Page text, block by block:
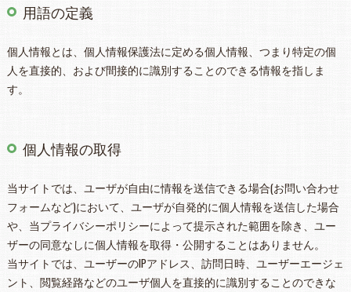
用語の定義
個人情報とは、個人情報保護法に定める個人情報、つまり特定の個
人を直接的、および間接的に識別することのできる情報を指しま
す。
個人情報の取得
当サイトでは、ユーザが自由に情報を送信できる場合(お問い合わせ
フォームなど)において、ユーザが自発的に個人情報を送信した場合
や、当プライバシーポリシーによって提示された範囲を除き、ユー
ザーの同意なしに個人情報を取得・公開することはありません。
当サイトでは、ユーザーのIPアドレス、訪問日時、ユーザーエージェ
ント、閲覧経路などのユーザ個人を直接的に識別することのできな